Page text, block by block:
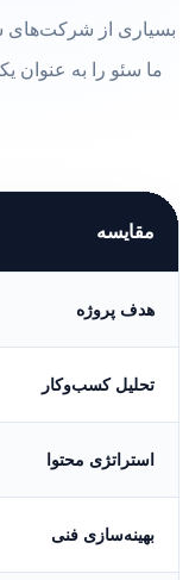
بسیاری از شرکت‌های
ما سئو را به
مقایسه
هدف پروژه
تحلیل کسب‌وکار
استراتژی محتوا
بهینه‌سازی فنی